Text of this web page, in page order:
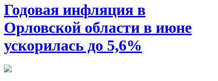
Годовая инфляция в
Орловской области в июне
ускорилась до 5,6%